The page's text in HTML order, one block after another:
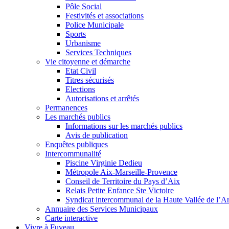
Pôle Social
Festivités et associations
Police Municipale
Sports
Urbanisme
Services Techniques
Vie citoyenne et démarche
Etat Civil
Titres sécurisés
Elections
Autorisations et arrêtés
Permanences
Les marchés publics
Informations sur les marchés publics
Avis de publication
Enquêtes publiques
Intercommunalité
Piscine Virginie Dedieu
Métropole Aix-Marseille-Provence
Conseil de Territoire du Pays d’Aix
Relais Petite Enfance Ste Victoire
Syndicat intercommunal de la Haute Vallée de
Annuaire des Services Municipaux
Carte interactive
Vivre à Fuveau